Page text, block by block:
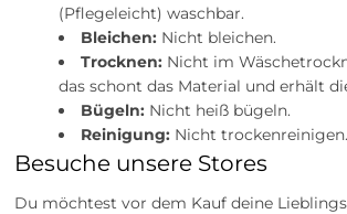
(Pflegeleicht) waschbar.
Bleichen: Nicht bleichen.
Trocknen: Nicht im
das schont das Material und erhält
Bügeln: Nicht heiß bügeln.
Reinigung: Nicht trockenreinigen.
Besuche unsere Stores
Du möchtest vor dem Kauf deine